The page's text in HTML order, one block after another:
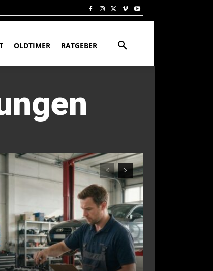
OLDTIMER RATGEBER